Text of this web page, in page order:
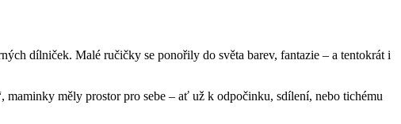
dílniček. Malé ručičky se ponořily do světa barev, fantazie – a tentokrát i
měly prostor pro sebe – ať už k odpočinku, sdílení, nebo tichému